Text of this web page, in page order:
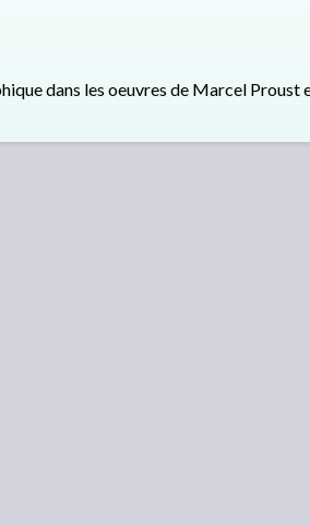
dans les oeuvres de Marcel